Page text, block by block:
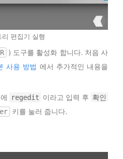
리 편집기 실행
R
) 도구를 활성화 합니다. 처음 사
사용 방법 에서 추가적인 내용을
regedit 이라고 입력 후 확인
키를 눌러 줍니다.